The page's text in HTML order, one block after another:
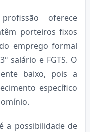
oferece
porteiros fixos
emprego formal
salário e FGTS. O
baixo, pois a
específico
a possibilidade de